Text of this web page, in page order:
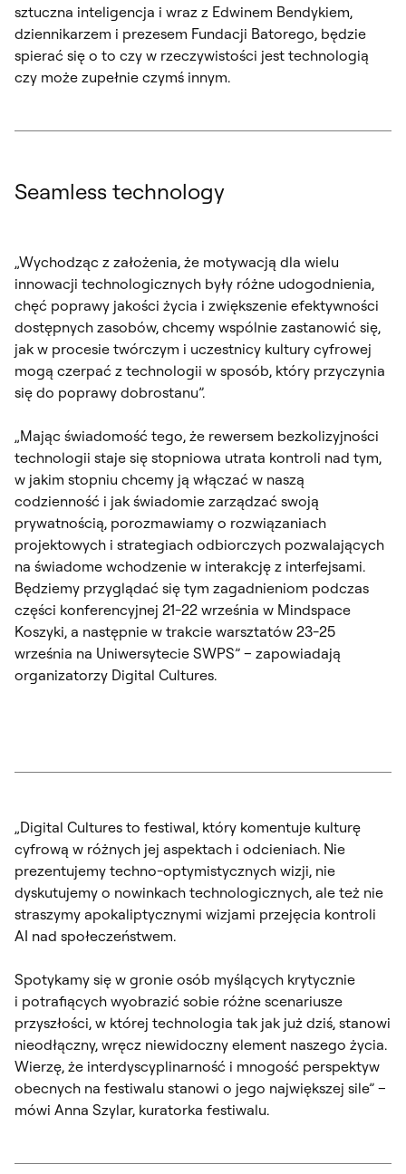
sztuczna inteligencja i wraz z Edwinem Bendykiem,
dziennikarzem i prezesem Fundacji Batorego, będzie
spierać się o to czy w rzeczywistości jest technologią
czy może zupełnie czymś innym.
Seamless technology
„Wychodząc z założenia, że motywacją dla wielu
innowacji technologicznych były różne udogodnienia,
chęć poprawy jakości życia i zwiększenie efektywności
dostępnych zasobów, chcemy wspólnie zastanowić się,
jak w procesie twórczym i uczestnicy kultury cyfrowej
mogą czerpać z technologii w sposób, który przyczynia
się do poprawy dobrostanu”.
„Mając świadomość tego, że rewersem bezkolizyjności
technologii staje się stopniowa utrata kontroli nad tym,
w jakim stopniu chcemy ją włączać w naszą
codzienność i jak świadomie zarządzać swoją
prywatnością, porozmawiamy o rozwiązaniach
projektowych i strategiach odbiorczych pozwalających
na świadome wchodzenie w interakcję z interfejsami.
Będziemy przyglądać się tym zagadnieniom podczas
części konferencyjnej 21-22 września w Mindspace
Koszyki, a następnie w trakcie warsztatów 23-25
września na Uniwersytecie SWPS” – zapowiadają
organizatorzy Digital Cultures.
„Digital Cultures to festiwal, który komentuje kulturę
cyfrową w różnych jej aspektach i odcieniach. Nie
prezentujemy techno-optymistycznych wizji, nie
dyskutujemy o nowinkach technologicznych, ale też nie
straszymy apokaliptycznymi wizjami przejęcia kontroli
AI nad społeczeństwem.
Spotykamy się w gronie osób myślących krytycznie
i potrafiących wyobrazić sobie różne scenariusze
przyszłości, w której technologia tak jak już dziś, stanowi
nieodłączny, wręcz niewidoczny element naszego życia.
Wierzę, że interdyscyplinarność i mnogość perspektyw
obecnych na festiwalu stanowi o jego największej sile” –
mówi Anna Szylar, kuratorka festiwalu.